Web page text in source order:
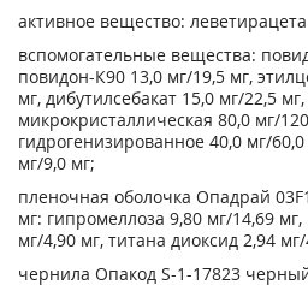
активное вещество:
вспомогательные вещества:
повидон-К90 13,0 мг/19,5 мг,
мг, дибутилсебакат 15,0 мг/22,5
микрокристаллическая 80,0 мг/
гидрогенизированное 40,0 мг/
мг/9,0 мг;
пленочная оболочка Опадрай
мг: гипромеллоза 9,80 мг/14,69
мг/4,90 мг, титана диоксид 2,94
чернила Опакод S-1-17823